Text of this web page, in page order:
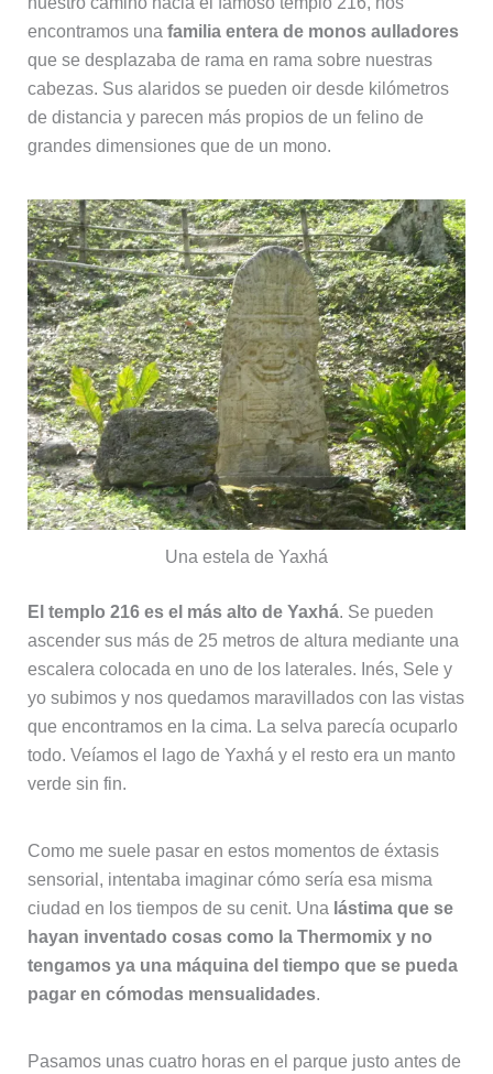
encontramos una familia entera de monos aulladores
que se desplazaba de rama en rama sobre nuestras
cabezas. Sus alaridos se pueden oir desde kilómetros
de distancia y parecen más propios de un felino de
grandes dimensiones que de un mono.
Una estela de Yaxhá
El templo 216 es el más alto de Yaxhá. Se pueden
ascender sus más de 25 metros de altura mediante una
escalera colocada en uno de los laterales. Inés, Sele y
yo subimos y nos quedamos maravillados con las vistas
que encontramos en la cima. La selva parecía ocuparlo
todo. Veíamos el lago de Yaxhá y el resto era un manto
verde sin fin.
Como me suele pasar en estos momentos de éxtasis
sensorial, intentaba imaginar cómo sería esa misma
ciudad en los tiempos de su cenit. Una lástima que se
hayan inventado cosas como la Thermomix y no
tengamos ya una máquina del tiempo que se pueda
pagar en cómodas mensualidades.
Pasamos unas cuatro horas en el parque justo antes de